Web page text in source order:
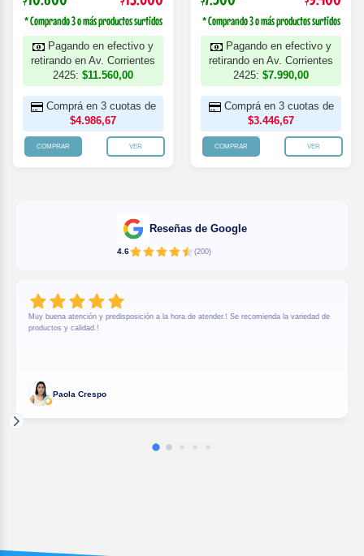
* Comprando 3 o más productos surtidos
Pagando en efectivo y
retirando en Av. Corrientes
2425: $11.560,00
Comprá en 3 cuotas de
$4.986,67
COMPRAR VER
* Comprando 3 o más productos surtidos
Pagando en efectivo y
retirando en Av. Corrientes
2425: $7.990,00
Comprá en 3 cuotas de
$3.446,67
COMPRAR VER
Reseñas de Google
4.6 (200)
Muy buena atención y predisposición a la hora de atender.! Se recomienda la variedad de
productos y calidad.!
Paola Crespo